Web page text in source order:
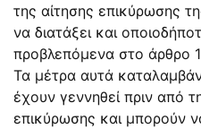
της αίτησης επικύρωσης
να διατάξει και
προβλεπόμενα στο άρθρο
Τα μέτρα αυτά
έχουν γεννηθεί πριν από
επικύρωσης και μπορούν